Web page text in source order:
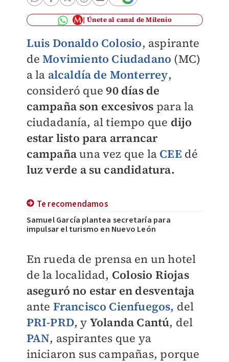
Únete al canal de Milenio
Luis Donaldo Colosio, aspirante
deMovimiento Ciudadano (MC)
a la alcaldía de Monterrey,
consideró que90 días de
campaña son excesivos para la
ciudadanía, al tiempo que dijo
estar listo para arrancar
campañauna vez que la CEE dé
luz verde a su candidatura.
Te recomendamos
Samuel García plantea secretaría para
impulsar el turismo en Nuevo León
En rueda de prensa en un hotel
de la localidad, Colosio Riojas
aseguró no estar en desventaja
ante Francisco Cienfuegos, del
PRI-PRD, y Yolanda Cantú, del
PAN, aspirantes que ya
iniciaron sus campañas, porque